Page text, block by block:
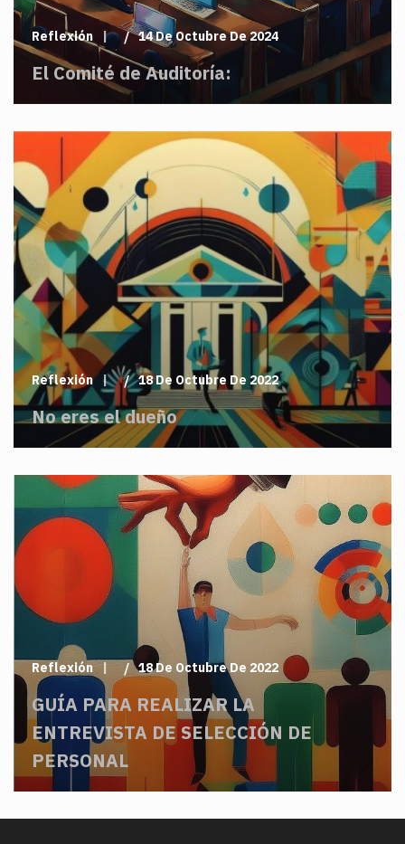
Reflexión 14 De Octubre De 2024
El Comité de Auditoría:
Reflexión 18 De Octubre De 2022
No eres el dueño
Reflexión 18 De Octubre De 2022
GUÍA PARA REALIZAR LA
ENTREVISTA DE SELECCIÓN DE
PERSONAL